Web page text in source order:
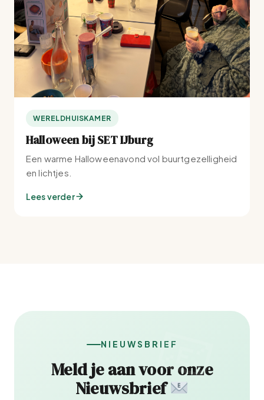
WERELDHUISKAMER
Halloween bij SET IJburg
Een warme Halloweenavond vol buurtgezelligheid
en lichtjes.
Lees verder
NIEUWSBRIEF
Meld je aan voor onze
Nieuwsbrief